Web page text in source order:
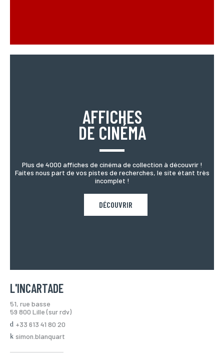
AFFICHES
DE CINÉMA
Plus de 4000 affiches de cinéma de collection à découvrir !
Faites nous part de vos pistes de recherches, le site étant très
incomplet !
DÉCOUVRIR
L'INCARTADE
51, rue basse
59 800 Lille (sur rdv)
+33 613 41 80 20
simon.blanquart